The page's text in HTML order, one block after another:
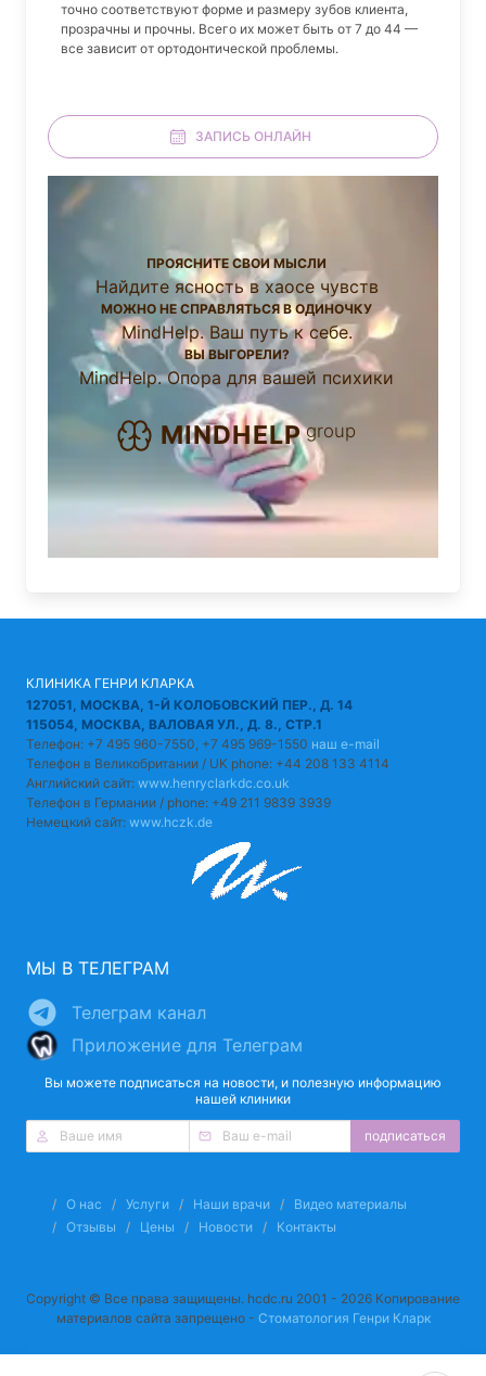
точно соответствуют форме и размеру зубов клиента,
прозрачны и прочны. Всего их может быть от 7 до 44 —
все зависит от ортодонтической проблемы.
ЗАПИСЬ ОНЛАЙН
ПРОЯСНИТЕ СВОИ МЫСЛИ
Найдите ясность в хаосе чувств
МОЖНО НЕ СПРАВЛЯТЬСЯ В ОДИНОЧКУ
MindHelp. Ваш путь к себе.
ВЫ ВЫГОРЕЛИ?
MindHelp. Опора для вашей психики
MINDHELP group
КЛИНИКА ГЕНРИ КЛАРКА
127051, МОСКВА, 1-Й КОЛОБОВСКИЙ ПЕР., Д. 14
115054, МОСКВА, ВАЛОВАЯ УЛ., Д. 8., СТР.1
Телефон: +7 495 960-7550, +7 495 969-1550 наш e-mail
Телефон в Великобритании / UK phone: +44 208 133 4114
Английский сайт: www.henryclarkdc.co.uk
Телефон в Германии / phone: +49 211 9839 3939
Немецкий сайт: www.hczk.de
МЫ В ТЕЛЕГРАМ
Телеграм канал
Приложение для Телеграм
Вы можете подписаться на новости, и полезную информацию
нашей клиники
подписаться
О нас Услуги Наши врачи
Видео материалы
Отзывы
Цены Новости Контакты
Copyright © Все права защищены. hcdc.ru 2001 - 2026 Копирование
материалов сайта запрещено - Стоматология Генри Кларк